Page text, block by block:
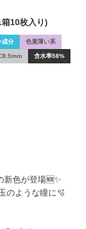
10枚入り)
成分 色素薄い系
含水率58%
新色が登場🆕✨
のような瞳に🫧